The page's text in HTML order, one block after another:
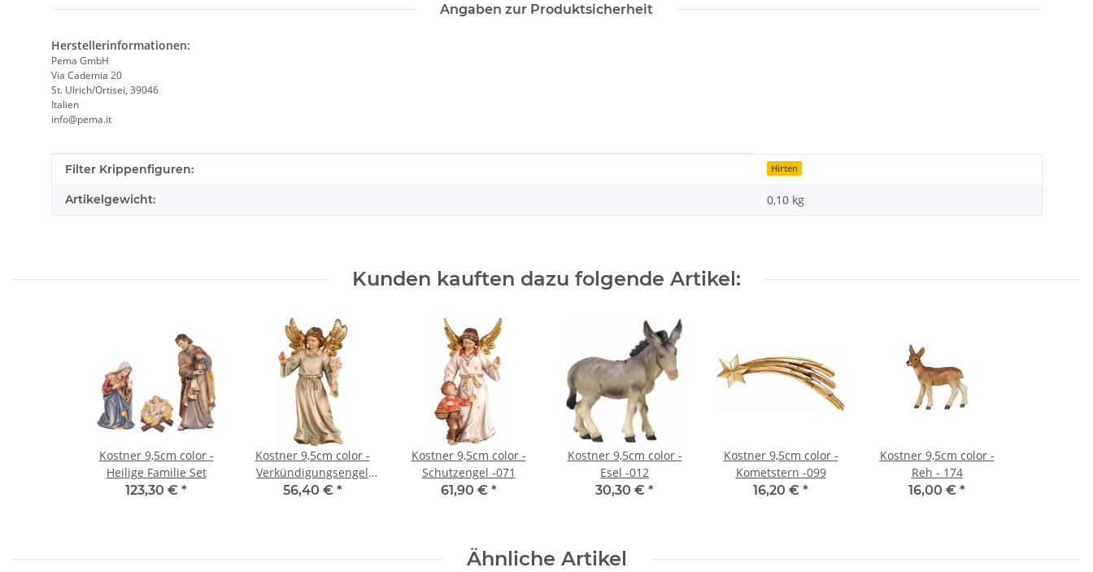
Angaben zur Produktsicherheit
Herstellerinformationen:
Pema GmbH
Via Cademia 20
St. Ulrich/Ortisei, 39046
Italien
info@pema.it
Produkteigenschaft
Wert
Filter Krippenfiguren: Hirten
Artikelgewicht: 0,10 kg
Kunden kauften dazu folgende Artikel:
Kostner 9,5cm color -
Heilige Familie Set
123,30 € *
Kostner 9,5cm color -
Verkündigungsengel
mit Lilie -068
56,40 € *
Kostner 9,5cm color -
Schutzengel -071
61,90 € *
Kostner 9,5cm color -
Esel -012
30,30 € *
Kostner 9,5cm color -
Kometstern -099
16,20 € *
Kostner 9,5cm color -
Reh - 174
16,00 € *
Ähnliche Artikel